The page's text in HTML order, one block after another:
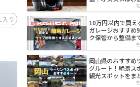
入り
10万円以内で買え
ガレージおすすめ
ク保管から整備ま
岡山県のおすすめ
グルート！絶景ス
観光スポットをま